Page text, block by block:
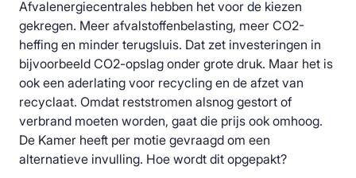
Afvalenergiecentrales hebben het voor de kiezen
gekregen. Meer afvalstoffenbelasting, meer CO2-
heffing en minder terugsluis. Dat zet investeringen in
bijvoorbeeld CO2-opslag onder grote druk. Maar het is
ook een aderlating voor recycling en de afzet van
recyclaat. Omdat reststromen alsnog gestort of
verbrand moeten worden, gaat die prijs ook omhoog.
De Kamer heeft per motie gevraagd om een
alternatieve invulling. Hoe wordt dit opgepakt?